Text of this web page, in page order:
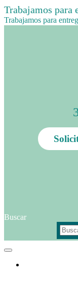
Trabajamos para
Trabajamos para
Buscar